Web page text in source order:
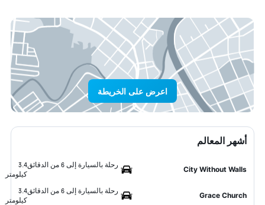
اعرض على الخريطة
أشهر المعالم
City Without Walls
رحلة بالسيارة إلى 6 من الدقائق
3.4
كيلومتر
Grace Church
رحلة بالسيارة إلى 6 من الدقائق
3.4
كيلومتر